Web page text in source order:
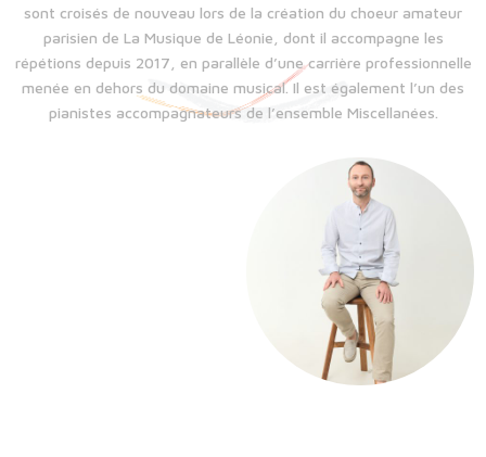
sont croisés de nouveau lors de la création du choeur amateur
parisien de La Musique de Léonie, dont il accompagne les
répétions depuis 2017, en parallèle d’une carrière professionnelle
menée en dehors du domaine musical. Il est également l’un des
pianistes accompagnateurs de l’ensemble Miscellanées.